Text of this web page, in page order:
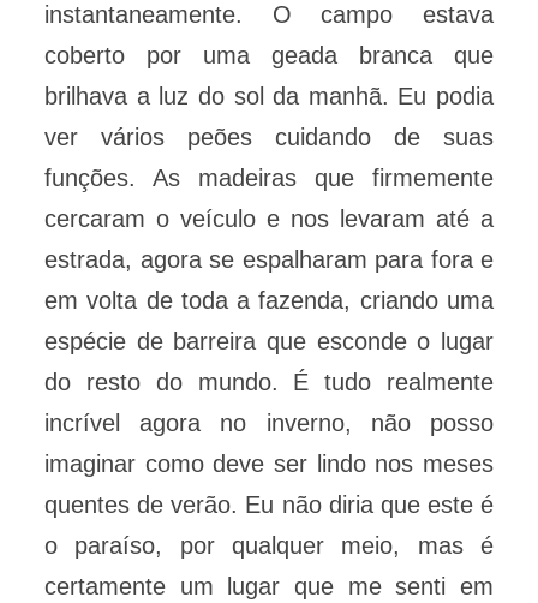
instantaneamente. O campo estava
coberto por uma geada branca que
brilhava a luz do sol da manhã. Eu podia
ver vários peões cuidando de suas
funções. As madeiras que firmemente
cercaram o veículo e nos levaram até a
estrada, agora se espalharam para fora e
em volta de toda a fazenda, criando uma
espécie de barreira que esconde o lugar
do resto do mundo. É tudo realmente
incrível agora no inverno, não posso
imaginar como deve ser lindo nos meses
quentes de verão. Eu não diria que este é
o paraíso, por qualquer meio, mas é
certamente um lugar que me senti em